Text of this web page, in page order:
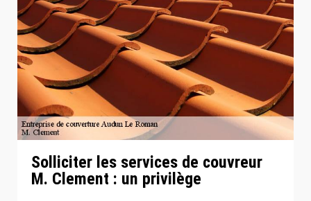
Solliciter les services de couvreur
M. Clement : un privilège